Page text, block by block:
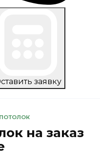
заявку
на заказ